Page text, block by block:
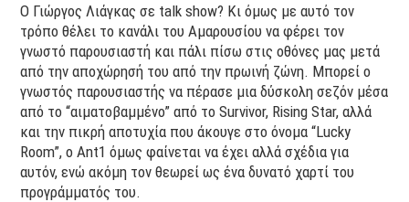
O Γιώργος Λιάγκας σε talk show? Κι όμως με αυτό τον
τρόπο θέλει το κανάλι του Αμαρουσίου να φέρει τον
γνωστό παρουσιαστή και πάλι πίσω στις οθόνες μας μετά
από την αποχώρησή του από την πρωινή ζώνη. Μπορεί ο
γνωστός παρουσιαστής να πέρασε μια δύσκολη σεζόν μέσα
από το “αιματοβαμμένο” από το Survivor, Rising Star, αλλά
και την πικρή αποτυχία που άκουγε στο όνομα “Lucky
Room”, ο Ant1 όμως φαίνεται να έχει αλλά σχέδια για
αυτόν, ενώ ακόμη τον θεωρεί ως ένα δυνατό χαρτί του
προγράμματός του.